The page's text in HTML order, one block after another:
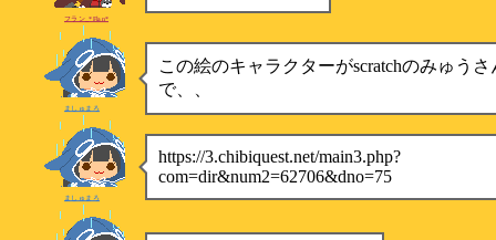
フラン_*Flan*
この絵のキャラクターがscratchのみゅう
で、、
ましゅまろ
https://3.chibiquest.net/main3.php?
com=dir&num2=62706&dno=75
ましゅまろ